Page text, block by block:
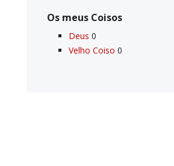
Os meus Coisos
Deus 0
Velho Coiso 0